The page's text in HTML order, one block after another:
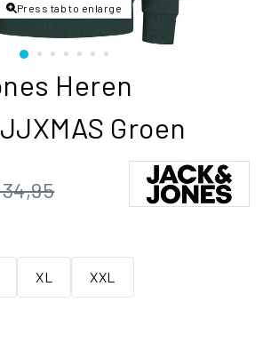
Press tab to enlarge
Heren
Groen
XL XXL